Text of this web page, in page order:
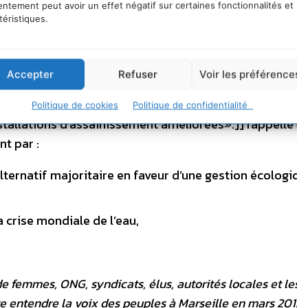
peut avoir un effet négatif sur certaines fonctionnalités et
Accepter Refuser Voir les
Politique de cookies Politique de confidentialité
droits humains fondamentaux par l’Assemblée
générale des Nations Unies a reconnu «le
fondamental, essentiel au plein exercice du
est loin d’être respectée. En effet, selon
soit 13% de la population mondiale, n’ont
améliorée» -2,6 milliards de personne, soit 39%
d’assainissement améliorées».]] rappelle
par :
majoritaire en faveur d’une gestion
mondiale de l’eau,
femmes, ONG, syndicats, élus, autorités locales et
la voix des peuples à Marseille en mars